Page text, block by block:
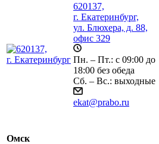
620137,
г. Екатеринбург,
ул. Блюхера, д. 88,
офис 329
Пн. – Пт.: с 09:00 до
18:00 без обеда
Сб. – Вс.: выходные
ekat@prabo.ru
Омск